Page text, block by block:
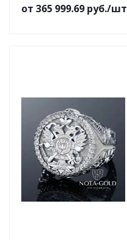
от 365 999.69 руб./шт